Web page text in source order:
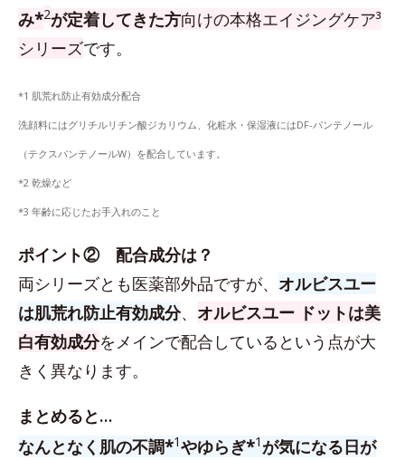
み*2が定着してきた方向けの本格エイジングケア³
シリーズです。
*1 肌荒れ防止有効成分配合
洗顔料にはグリチルリチン酸ジカリウム、化粧水・保湿液にはDF-パンテノール
（テクスパンテノールW）を配合しています。
*2 乾燥など
*3 年齢に応じたお手入れのこと
ポイント② 配合成分は？
両シリーズとも医薬部外品ですが、 オルビスユー
は肌荒れ防止有効成分、 オルビスユー ドットは美
白有効成分をメインで配合しているという点が大
きく異なります。
まとめると…
なんとなく肌の不調*1やゆらぎ*1 が気になる日が